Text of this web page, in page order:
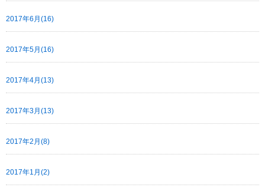
2017年6月(16)
2017年5月(16)
2017年4月(13)
2017年3月(13)
2017年2月(8)
2017年1月(2)